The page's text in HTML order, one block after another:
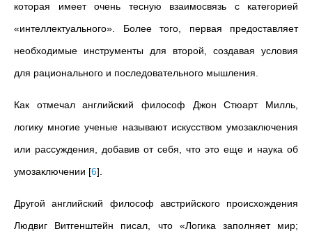
которая имеет очень тесную взаимосвязь с категорией
«интеллектуального». Более того, первая предоставляет
необходимые инструменты для второй, создавая условия
для рационального и последовательного мышления.
Как отмечал английский философ Джон Стюарт Милль,
логику многие ученые называют искусством умозаключения
или рассуждения, добавив от себя, что это еще и наука об
умозаключении [6]
Другой английский философ австрийского происхождения
Людвиг Витгенштейн писал, что «Логика заполняет мир;